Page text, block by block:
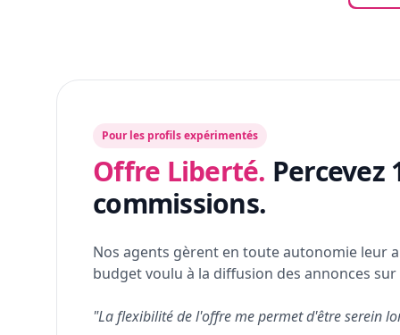
Pour les profils expérimentés
Offre Liberté. Percevez
commissions.
Nos agents gèrent en toute autonomie leur
budget voulu à la diffusion des annonces
"La flexibilité de l'offre me permet d'être serein